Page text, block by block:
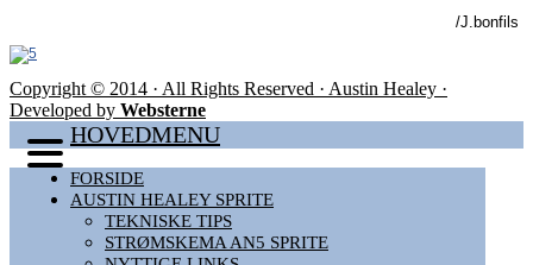
/J.bonfils
Copyright © 2014 · All Rights Reserved · Austin Healey ·
Developed by Websterne
HOVEDMENU
FORSIDE
AUSTIN HEALEY SPRITE
TEKNISKE TIPS
STRØMSKEMA AN5 SPRITE